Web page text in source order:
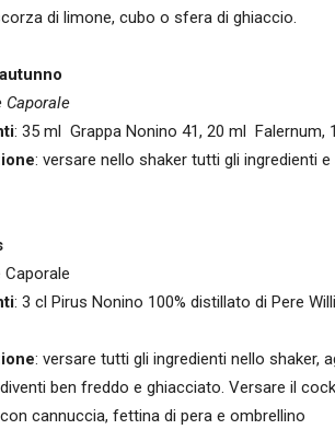
di limone, cubo o sfera di ghiaccio.
Caporale
: 35 ml Grappa Nonino 41, 20 ml
: versare nello shaker tutti gli ingredienti
Caporale
: 3 cl Pirus Nonino 100% distillato di Pere
: versare tutti gli ingredienti nello shaker,
ben freddo e ghiacciato. Versare il
cannuccia, fettina di pera e ombrellino